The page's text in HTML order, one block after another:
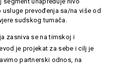
prevođenja sa/na više od
sudskog tumača.
zasniva se na timskoj i
je projekat za sebe i cilj je
partnerski odnos, na